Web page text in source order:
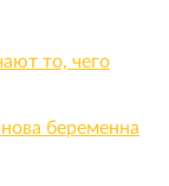
то, чего
беременна